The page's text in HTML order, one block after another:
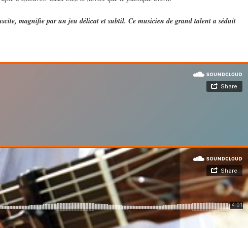
magnifie par un jeu délicat et subtil. Ce musicien de grand talent a séduit